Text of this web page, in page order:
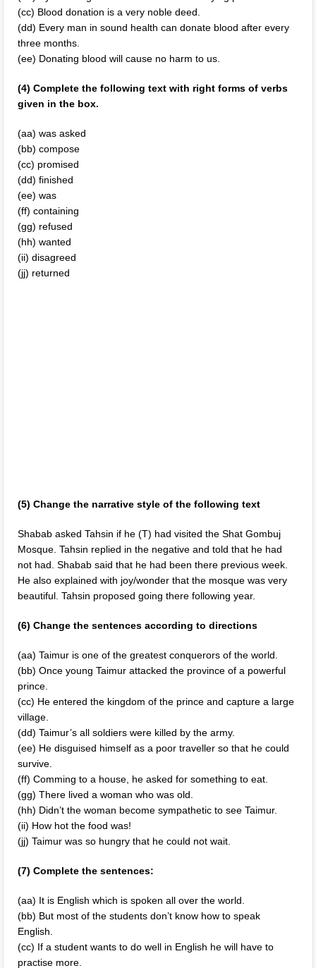
(cc) Blood donation is a very noble deed.
(dd) Every man in sound health can donate blood after every
three months.
(ee) Donating blood will cause no harm to us.
(4) Complete the following text with right forms of verbs
given in the box.
(aa) was asked
(bb) compose
(cc) promised
(dd) finished
(ee) was
(ff) containing
(gg) refused
(hh) wanted
(ii) disagreed
(jj) returned
(5) Change the narrative style of the following text
Shabab asked Tahsin if he (T) had visited the Shat Gombuj
Mosque. Tahsin replied in the negative and told that he had
not had. Shabab said that he had been there previous week.
He also explained with joy/wonder that the mosque was very
beautiful. Tahsin proposed going there following year.
(6) Change the sentences according to directions
(aa) Taimur is one of the greatest conquerors of the world.
(bb) Once young Taimur attacked the province of a powerful
prince.
(cc) He entered the kingdom of the prince and capture a large
village.
(dd) Taimur’s all soldiers were killed by the army.
(ee) He disguised himself as a poor traveller so that he could
survive.
(ff) Comming to a house, he asked for something to eat.
(gg) There lived a woman who was old.
(hh) Didn’t the woman become sympathetic to see Taimur.
(ii) How hot the food was!
(jj) Taimur was so hungry that he could not wait.
(7) Complete the sentences:
(aa) It is English which is spoken all over the world.
(bb) But most of the students don’t know how to speak
English.
(cc) If a student wants to do well in English he will have to
practise more.